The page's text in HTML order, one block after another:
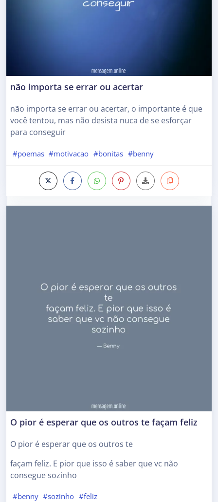
não importa se errar ou acertar
não importa se errar ou acertar, o importante é que
você tentou, mas não desista nuca de se esforçar
para conseguir
#poemas #motivacao #bonitas #benny
O pior é esperar que os outros te façam feliz
O pior é esperar que os outros te
façam feliz. E pior que isso é saber que vc não
consegue sozinho
#benny #sozinho #feliz